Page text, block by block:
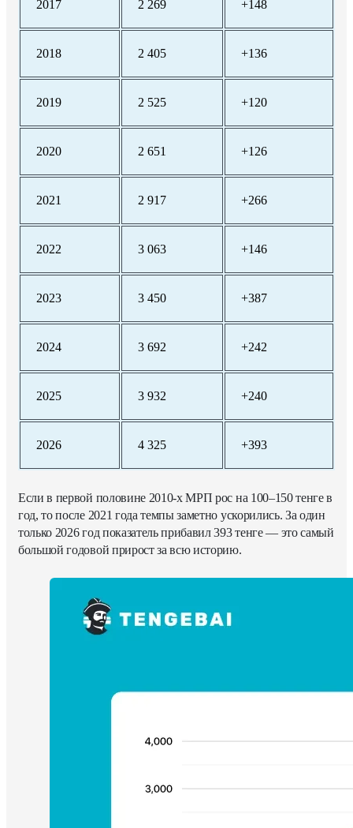
2017 2 269 +148
2018 2 405 +136
2019 2 525 +120
2020 2 651 +126
2021 2 917 +266
2022 3 063 +146
2023 3 450 +387
2024 3 692 +242
2025 3 932 +240
2026 4 325 +393
Если в первой половине 2010-х МРП рос на 100–150 тенге в
год, то после 2021 года темпы заметно ускорились. За один
только 2026 год показатель прибавил 393 тенге — это самый
большой годовой прирост за всю историю.